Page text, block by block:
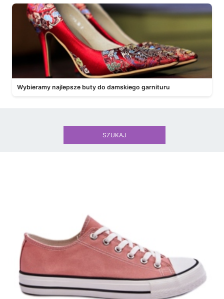
Wybieramy najlepsze buty do damskiego garnituru
SZUKAJ